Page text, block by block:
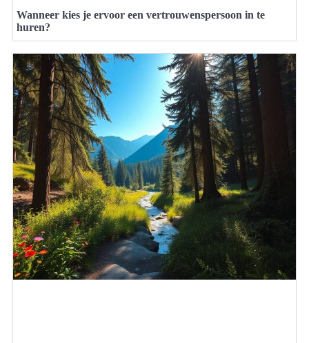
Wanneer kies je ervoor een vertrouwenspersoon in te
huren?